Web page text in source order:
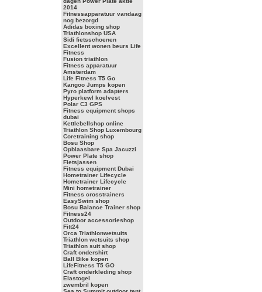
2014
Fitnessapparatuur vandaag
nog bezorgd
Adidas boxing shop
Triathlonshop USA
Sidi fietsschoenen
Excellent wonen beurs Life
Fitness
Fusion triathlon
Fitness apparatuur
Amsterdam
Life Fitness T5 Go
Kangoo Jumps kopen
Pyro platform adapters
Hyperkewl koelvest
Polar C3 GPS
Fitness equipment shops
dubai
Kettlebellshop online
Triathlon Shop Luxembourg
Coretraining shop
Bosu Shop
Opblaasbare Spa Jacuzzi
Power Plate shop
Fietsjassen
Fitness equipment Dubai
Hometrainer Lifecycle
Hometrainer Lifecycle
Mini hometrainer
Fitness crosstrainers
EasySwim shop
Bosu Balance Trainer shop
Fitness24
Outdoor accessorieshop
Fitt24
Orca Triathlonwetsuits
Triathlon wetsuits shop
Triathlon suit shop
Craft ondershirt
Ball Bike kopen
LifeFitness T5 GO
Craft onderkleding shop
Elastogel
zwembril kopen